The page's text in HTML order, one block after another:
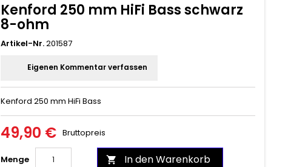
Kenford 250 mm HiFi Bass schwarz
8-ohm
Artikel-Nr.201587
Eigenen Kommentar verfassen
Kenford 250 mm HiFi Bass
49,90 € Bruttopreis
Menge  In den Warenkorb